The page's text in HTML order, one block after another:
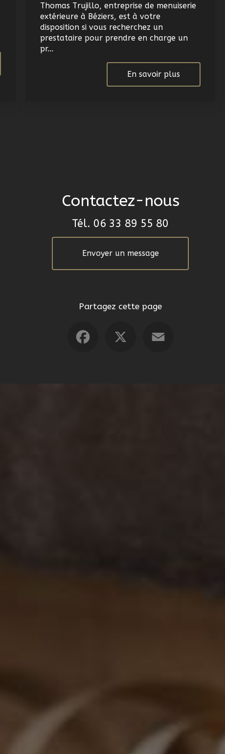
Thomas Trujillo, entreprise de menuiserie
extérieure à Béziers, est à votre
disposition si vous recherchez un
prestataire pour prendre en charge un
pr...
En savoir plus
Contactez-nous
Tél. 06 33 89 55 80
Envoyer un message
Partagez cette page